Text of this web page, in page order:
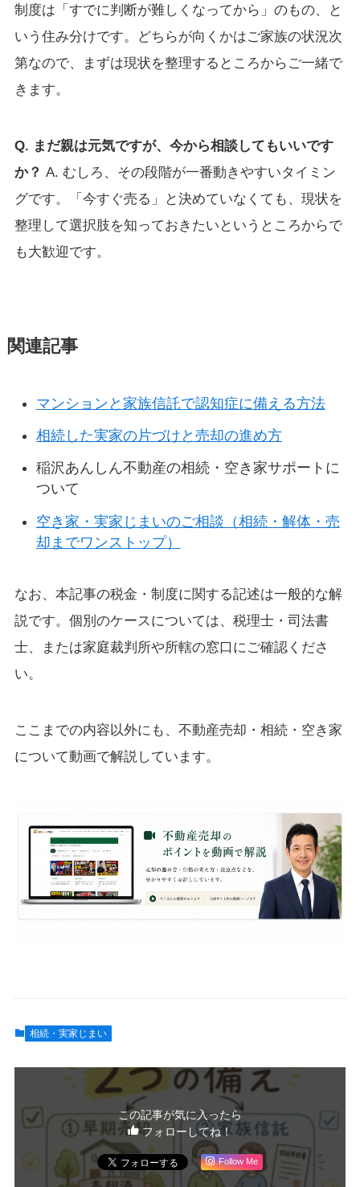
制度は「すでに判断が難しくなってから」のもの、と
いう住み分けです。どちらが向くかはご家族の状況次
第なので、まずは現状を整理するところからご一緒で
きます。
Q. まだ親は元気ですが、今から相談してもいいです
か？ A. むしろ、その段階が一番動きやすいタイミン
グです。「今すぐ売る」と決めていなくても、現状を
整理して選択肢を知っておきたいというところからで
も大歓迎です。
関連記事
マンションと家族信託で認知症に備える方法
相続した実家の片づけと売却の進め方
稲沢あんしん不動産の相続・空き家サポートに
ついて
空き家・実家じまいのご相談（相続・解体・売
却までワンストップ）
なお、本記事の税金・制度に関する記述は一般的な解
説です。個別のケースについては、税理士・司法書
士、または家庭裁判所や所轄の窓口にご確認くださ
い。
ここまでの内容以外にも、不動産売却・相続・空き家
について動画で解説しています。
相続・実家じまい
この記事が気に入ったら
フォローしてね！
Follow Me